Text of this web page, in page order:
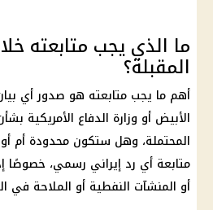
ما الذي يجب متابعته
المقبلة؟
أهم ما يجب متابعته هو صدور أي
الأبيض أو وزارة الدفاع الأمريكية
المحتملة، وهل ستكون محدودة أم
متابعة أي رد إيراني رسمي، خصوصًا
أو المنشآت النفطية أو الملاحة في